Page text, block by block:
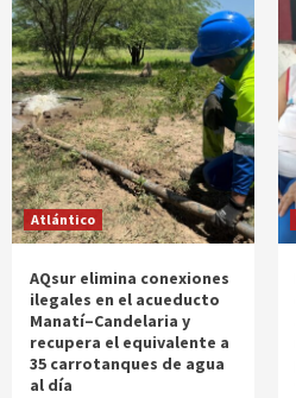
Atlántico
AQsur elimina conexiones
ilegales en el acueducto
Manatí–Candelaria y
recupera el equivalente a
35 carrotanques de agua
al día